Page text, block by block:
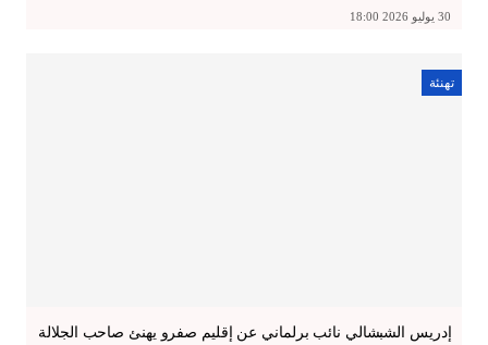
30 يوليو 2026 18:00
تهنئة
إدريس الشبشالي نائب برلماني عن إقليم صفرو يهنئ صاحب الجلالة